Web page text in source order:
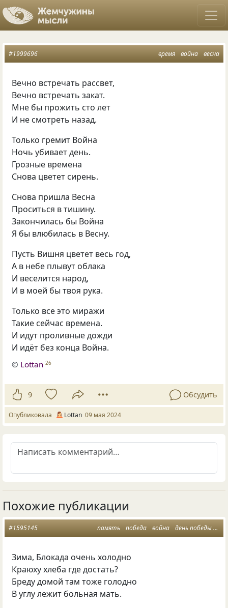
время война весна
#1999696
Вечно встречать рассвет,
Вечно встречать закат.
Мне бы прожить сто лет
И не смотреть назад.
Только гремит Война
Ночь убивает день.
Грозные времена
Снова цветет сирень.
Снова пришла Весна
Проситься в тишину.
Закончилась бы Война
Я бы влюбилась в Весну.
Пусть Вишня цветет весь год,
А в небе плывут облака
И веселится народ,
И в моей бы твоя рука.
Только все это миражи
Такие сейчас времена.
И идут проливные дожди
И идёт без конца Война.
© Lottan 26
9 Обсудить
Опубликовала Lottan 09 мая 2024
Похожие публикации
память победа война день победы
#1595145
Зима, Блокада очень холодно
Краюху хлеба где достать?
Бреду домой там тоже голодно
В углу лежит больная мать.